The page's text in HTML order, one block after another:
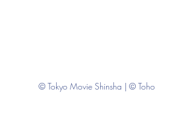
© Tokyo Movie Shinsha | © Toho